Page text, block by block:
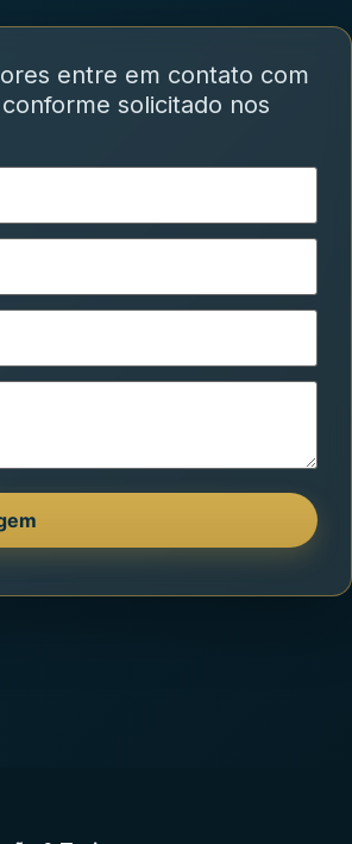
entre em contato com
solicitado nos